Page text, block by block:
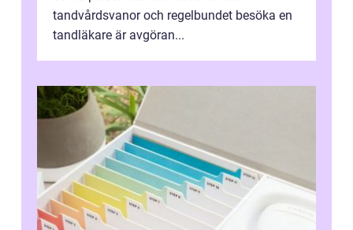
tandvårdsvanor och regelbundet besöka en
tandläkare är avgöran...